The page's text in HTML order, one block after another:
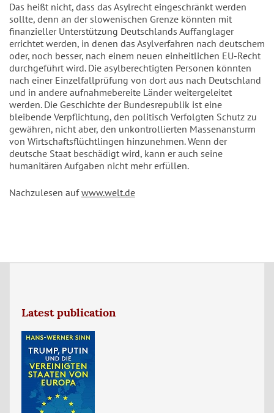
Das heißt nicht, dass das Asylrecht eingeschränkt werden
sollte, denn an der slowenischen Grenze könnten mit
finanzieller Unterstützung Deutschlands Auffanglager
errichtet werden, in denen das Asylverfahren nach deutschem
oder, noch besser, nach einem neuen einheitlichen EU-Recht
durchgeführt wird. Die asylberechtigten Personen könnten
nach einer Einzelfallprüfung von dort aus nach Deutschland
und in andere aufnahmebereite Länder weitergeleitet
werden. Die Geschichte der Bundesrepublik ist eine
bleibende Verpflichtung, den politisch Verfolgten Schutz zu
gewähren, nicht aber, den unkontrollierten Massenansturm
von Wirtschaftsflüchtlingen hinzunehmen. Wenn der
deutsche Staat beschädigt wird, kann er auch seine
humanitären Aufgaben nicht mehr erfüllen.
Nachzulesen aufwww.welt.de
Latest publication